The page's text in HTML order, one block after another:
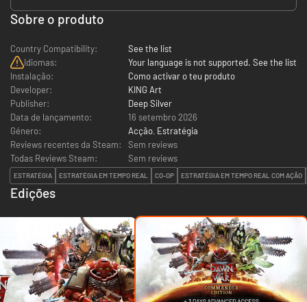
Sobre o produto
Country Compatibility:
See the list
Idiomas:
Your language is not supported. See the list
Instalação:
Como activar o teu produto
Developer:
KING Art
Publisher:
Deep Silver
Data de lançamento:
16 setembro 2026
Género:
Acção, Estratégia
Reviews recentes da Steam:
Sem reviews
Todas Reviews Steam:
Sem reviews
ESTRATÉGIA ESTRATÉGIA EM TEMPO REAL CO-OP ESTRATÉGIA EM TEMPO REAL COM AÇÃO
Edições